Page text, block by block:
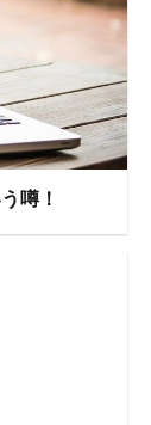
噂！